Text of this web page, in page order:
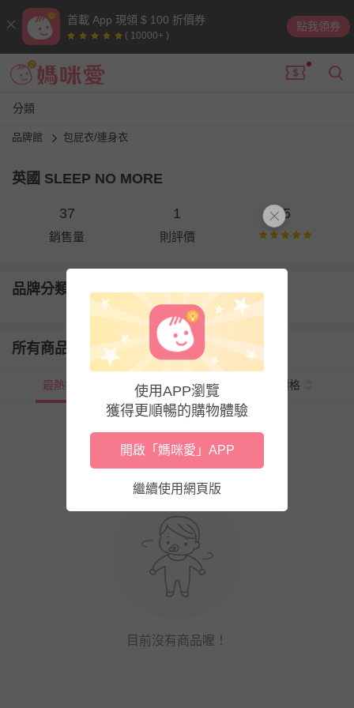
首載 App 現領 $ 100 折價券
( 10000+ )
點我領券
分類
品牌館 包屁衣/連身衣
英國 SLEEP NO MORE
37
銷售量
1
則評價
5
品牌分類
所有商品
最熱銷 新上市 價格
目前沒有商品喔！
使用APP瀏覽
獲得更順暢的購物體驗
開啟「媽咪愛」APP
繼續使用網頁版